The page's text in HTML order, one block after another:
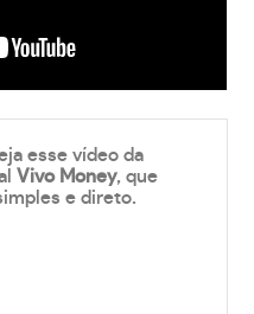
esse vídeo da
Vivo Money, que
e direto.